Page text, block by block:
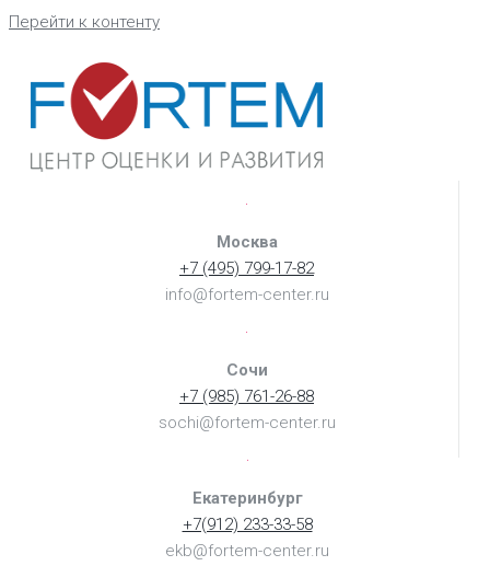
Перейти к контенту
Москва
+7 (495) 799-17-82
info@fortem-center.ru
Сочи
+7 (985) 761-26-88
sochi@fortem-center.ru
Екатеринбург
+7(912) 233-33-58
ekb@fortem-center.ru